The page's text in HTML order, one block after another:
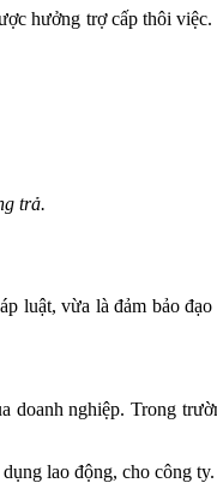
hưởng trợ cấp thôi
trả.
luật, vừa là đảm bảo
nghiệp. Trong
lao động, cho công ty.